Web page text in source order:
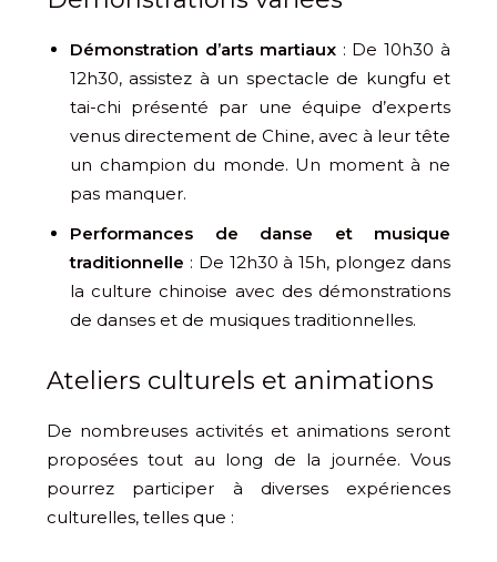
Démonstration d’arts martiaux: De 10h30 à
12h30, assistez à un spectacle de kungfu et
tai-chi présenté par une équipe d’experts
venus directement de Chine, avec à leur tête
un champion du monde. Un moment à ne
pas manquer.
Performances de danse et musique
traditionnelle : De 12h30 à 15h, plongez dans
la culture chinoise avec des démonstrations
de danses et de musiques traditionnelles.
Ateliers culturels et animations
De nombreuses activités et animations seront
proposées tout au long de la journée. Vous
pourrez participer à diverses expériences
culturelles, telles que :